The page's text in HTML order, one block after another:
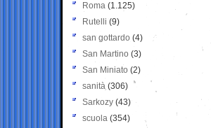
Roma (1.125)
Rutelli (9)
san gottardo (4)
San Martino (3)
San Miniato (2)
sanità (306)
Sarkozy (43)
scuola (354)